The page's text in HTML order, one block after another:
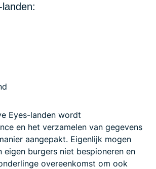
Eyes-landen wordt
en het verzamelen van gegevens
aangepakt. Eigenlijk mogen
eigen burgers niet bespioneren en
overeenkomst om ook